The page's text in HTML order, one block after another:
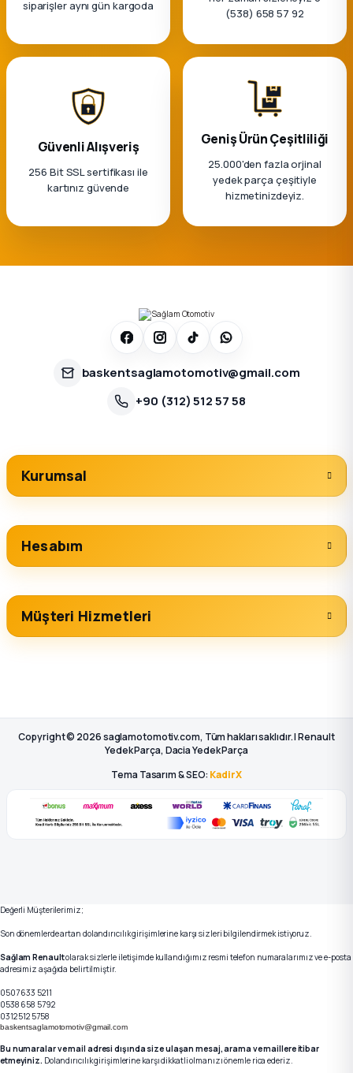
siparişler aynı gün kargoda
(538) 658 57 92
Güvenli Alışveriş
256 Bit SSL sertifikası ile
kartınız güvende
Geniş Ürün Çeşitliliği
25.000'den fazla orjinal
yedek parça çeşitiyle
hizmetinizdeyiz.
baskentsaglamotomotiv@gmail.com
+90 (312) 512 57 58
Kurumsal
Hesabım
Müşteri Hizmetleri
Copyright © 2026 saglamotomotiv.com, Tüm hakları saklıdır. | Renault
Yedek Parça, Dacia Yedek Parça
Tema Tasarım & SEO: KadirX
Değerli Müşterilerimiz;
Son dönemlerde artan dolandırıcılık girişimlerine karşı sizleri bilgilendirmek istiyoruz.
Sağlam Renaultolarak sizlerle iletişimde kullandığımız resmi telefon numaralarımız ve e-posta
adresimiz aşağıda belirtilmiştir.
0507 633 5211
0538 658 5792
0312 512 5758
baskentsaglamotomotiv@gmail.com
Bu numaralar ve mail adresi dışında size ulaşan mesaj, arama ve maillere itibar
etmeyiniz. Dolandırıcılık girişimlerine karşı dikkatli olmanızı önemle rica ederiz.